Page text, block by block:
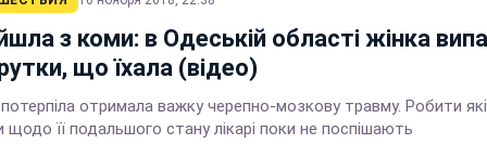
з коми: в Одеській області жінка
що їхала (відео)
потерпіла отримала важку черепно-мозкову травму. Робити
щодо її подальшого стану лікарі поки не поспішають